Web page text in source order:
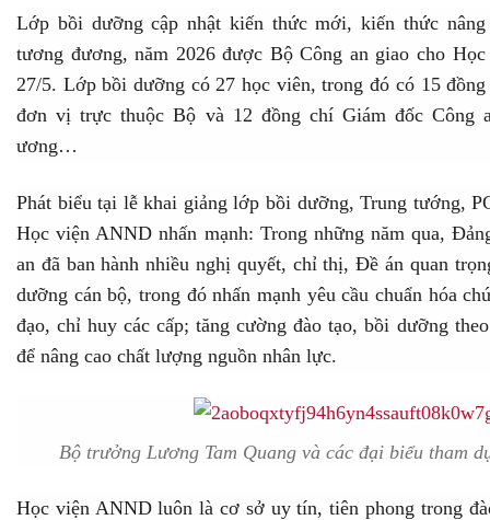
Lớp bồi dưỡng cập nhật kiến thức mới, kiến thức
tương đương, năm 2026 được Bộ Công an giao cho
27/5. Lớp bồi dưỡng có 27 học viên, trong đó có 15
đơn vị trực thuộc Bộ và 12 đồng chí Giám đốc Công
ương…
Phát biểu tại lễ khai giảng lớp bồi dưỡng, Trung tướng,
Học viện ANND nhấn mạnh: Trong những năm qua,
an đã ban hành nhiều nghị quyết, chỉ thị, Đề án quan
dưỡng cán bộ, trong đó nhấn mạnh yêu cầu chuẩn hóa
đạo, chỉ huy các cấp; tăng cường đào tạo, bồi dưỡng
để nâng cao chất lượng nguồn nhân lực.
Bộ trưởng Lương Tam Quang và các đại biểu tham
Học viện ANND luôn là cơ sở uy tín, tiên phong trong